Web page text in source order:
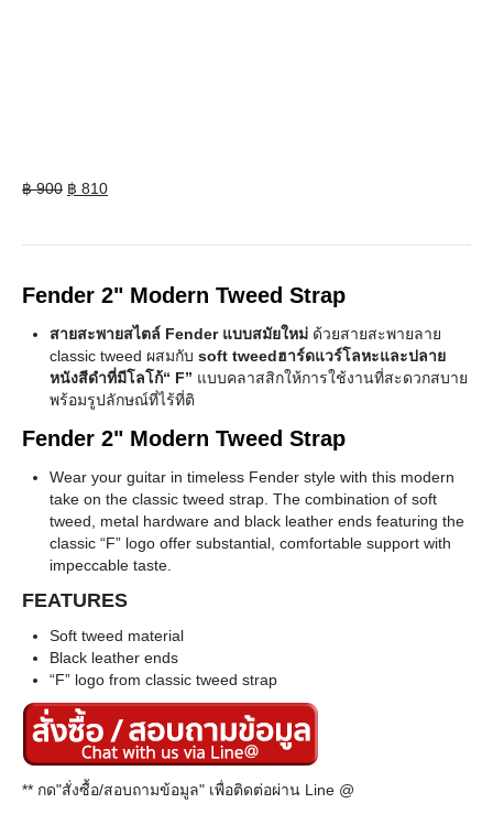
฿900 Original
฿ 810Current
Fender 2" Modern Tweed Strap
สายสะพายสไตล์ Fender แบบสมัยใหม่ ด้วยสายสะพายลาย
classic tweed ผสมกับ soft tweedฮาร์ดแวร์โลหะและปลาย
หนังสีดำที่มีโลโก้“ F” แบบคลาสสิกให้การใช้งานที่สะดวกสบาย
พร้อมรูปลักษณ์ที่ไร้ที่ติ
Fender 2" Modern Tweed Strap
Wear your guitar in timeless Fender style with this modern
take on the classic tweed strap. The combination of soft
tweed, metal hardware and black leather ends featuring the
classic “F” logo offer substantial, comfortable support with
impeccable taste.
FEATURES
Soft tweed material
Black leather ends
“F” logo from classic tweed strap
** กด"สั่งซื้อ/สอบถามข้อมูล" เพื่อติดต่อผ่าน Line @